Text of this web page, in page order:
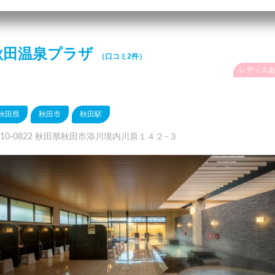
田温泉プラザ （口コミ2件）
レディス
田県 秋田市 秋田駅
0822 秋田県秋田市添川境内川原１４２−３